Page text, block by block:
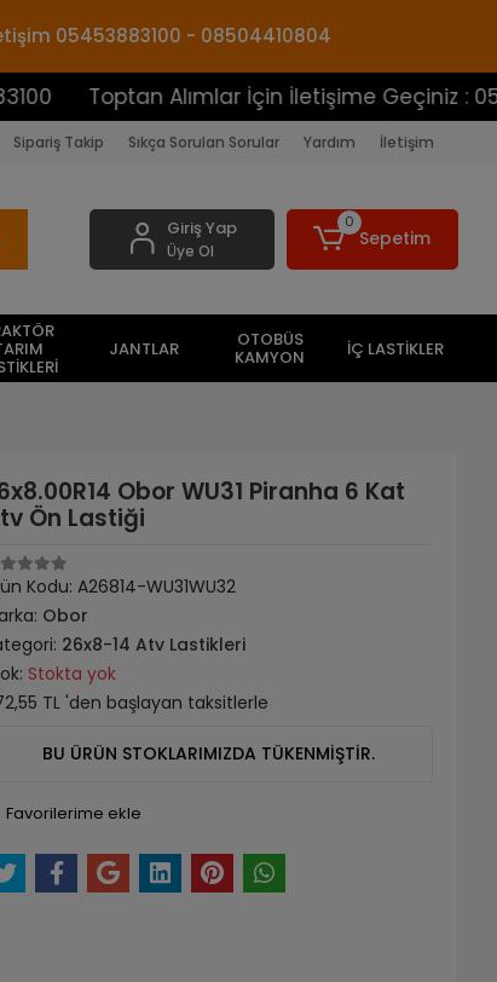
05453883100 - 08504410804
Alımlar İçin İletişime Geçiniz :
Sipariş Takip Sıkça Sorulan Sorular Yardım İletişim
Giriş Yap
Üye Ol
0
Sepetim
JANTLAR OTOBÜS
KAMYON İÇ LASTİKLER
Obor WU31 Piranha 6 Kat
Ön Lastiği
Kodu:A26814-WU31WU32
Obor
26x8-14 Atv Lastikleri
Stokta yok
TL 'den başlayan taksitlerle
BU ÜRÜN STOKLARIMIZDA TÜKENMİŞTİR.
Favorilerime ekle